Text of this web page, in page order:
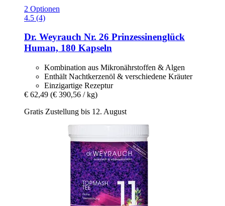
2 Optionen
4.5 (4)
Dr. Weyrauch Nr. 26 Prinzessinenglück
Human, 180 Kapseln
Kombination aus Mikronährstoffen & Algen
Enthält Nachtkerzenöl & verschiedene Kräuter
Einzigartige Rezeptur
€ 62,49 (€ 390,56 / kg)
Gratis Zustellung bis 12. August